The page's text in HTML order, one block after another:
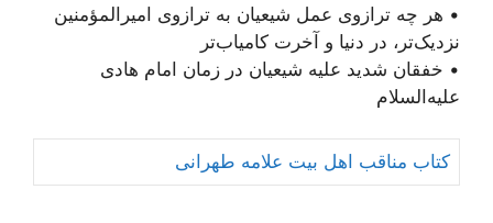
• هر چه ترازوی عمل شیعیان به ترازوی امیرالمؤمنین
نزدیک‌تر، در دنیا و آخرت کامیاب‌تر
• خفقان شدید علیه شیعیان در زمان امام هادی‌
علیه‌السلام
کتاب مناقب اهل بیت علامه طهرانی